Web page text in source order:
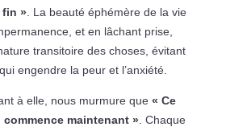
fin ». La beauté éphémère de la vie
et en lâchant prise,
transitoire des choses, évitant
engendre la peur et l’anxiété.
à elle, nous murmure que « Ce
maintenant ». Chaque